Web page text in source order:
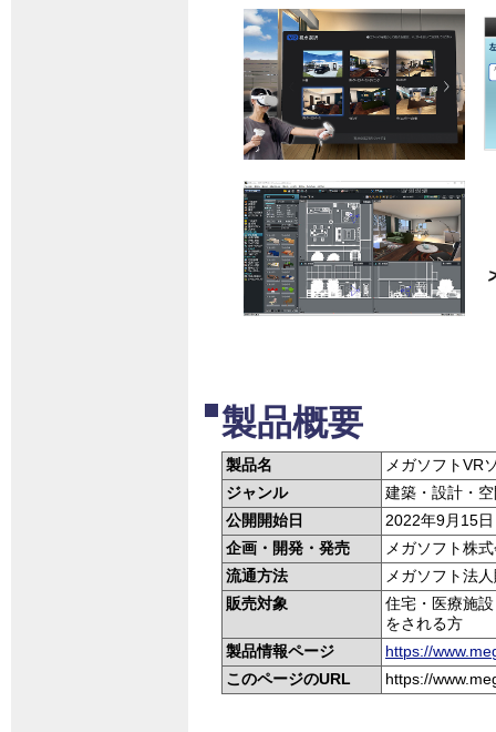
製品概要
製品名
メガソフトVR
ジャンル
建築・設計・
公開開始日
2022年9月15
企画・開発・発売
メガソフト株
流通方法
メガソフト法
販売対象
住宅・医療施
をされる方
製品情報ページ
https://
このページのURL
https://